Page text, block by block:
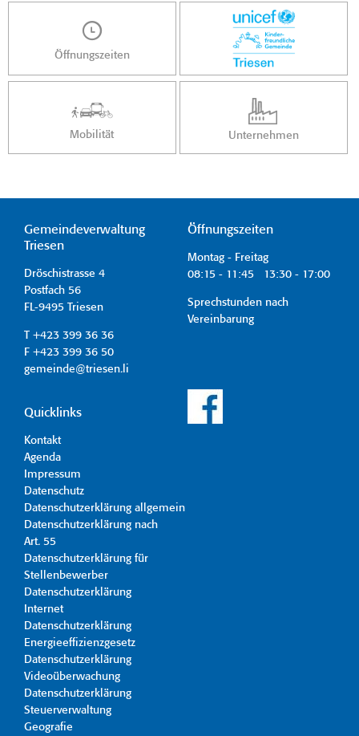
Öffnungszeiten
Mobilität Unternehmen
Gemeindeverwaltung
Triesen
Dröschistrasse 4
Postfach 56
FL-9495 Triesen
T +423 399 36 36
F +423 399 36 50
gemeinde@triesen.li
Öffnungszeiten
Montag - Freitag
08:15 - 11:45 13:30 - 17:00
Sprechstunden nach
Vereinbarung
Quicklinks
Kontakt
Agenda
Impressum
Datenschutz
Datenschutzerklärung allgemein
Datenschutzerklärung nach
Art. 55
Datenschutzerklärung für
Stellenbewerber
Datenschutzerklärung
Internet
Datenschutzerklärung
Energieeffizienzgesetz
Datenschutzerklärung
Videoüberwachung
Datenschutzerklärung
Steuerverwaltung
Geografie